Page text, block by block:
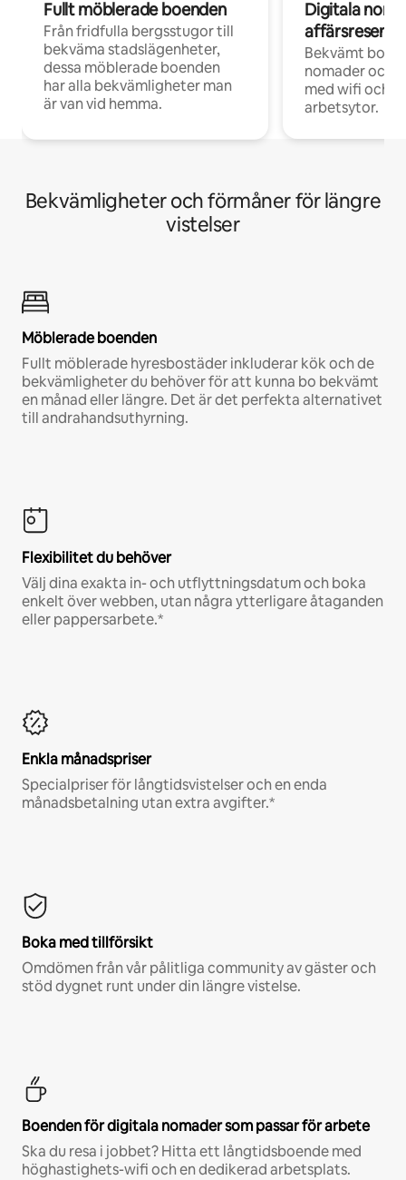
Fullt möblerade boenden
Från fridfulla bergsstugor till
bekväma stadslägenheter,
dessa möblerade boenden
har alla bekvämligheter man
är van vid hemma.
Digitala
Bekvämt
nomader och
med wifi och
arbetsytor.
Bekvämligheter och förmåner för längre
vistelser
Möblerade boenden
Fullt möblerade hyresbostäder inkluderar kök och de
bekvämligheter du behöver för att kunna bo bekvämt
en månad eller längre. Det är det perfekta alternativet
till andrahandsuthyrning.
Flexibilitet du behöver
Välj dina exakta in- och utflyttningsdatum och boka
enkelt över webben, utan några ytterligare åtaganden
eller pappersarbete.*
Enkla månadspriser
Specialpriser för långtidsvistelser och en enda
månadsbetalning utan extra avgifter.*
Boka med tillförsikt
Omdömen från vår pålitliga community av gäster och
stöd dygnet runt under din längre vistelse.
Boenden för digitala nomader som passar för arbete
Ska du resa i jobbet? Hitta ett långtidsboende med
höghastighets-wifi och en dedikerad arbetsplats.